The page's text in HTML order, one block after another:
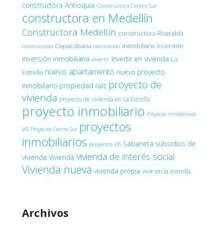
constructora Antioquia Constructora Centro Sur
constructora en Medellín
Constructora Medellín constructora Risaralda
constructoras Copacabana decoración inmobiliaria inversión
inversión inmobiliaria invertir Invertir en vivienda La
Estrella nuevo apartamento nuevo proyecto
inmobiliario propiedad raíz proyecto de
vivienda proyecto de vivienda en La Estrella
proyecto inmobiliario Proyecto inmobiliario
VIS Proyectos Centro Sur proyectos
inmobiliarios proyectos VIS Sabaneta subsidios de
vivienda Vivienda vivienda de interés social
Vivienda nueva vivienda propia vivir en la estrella
Archivos